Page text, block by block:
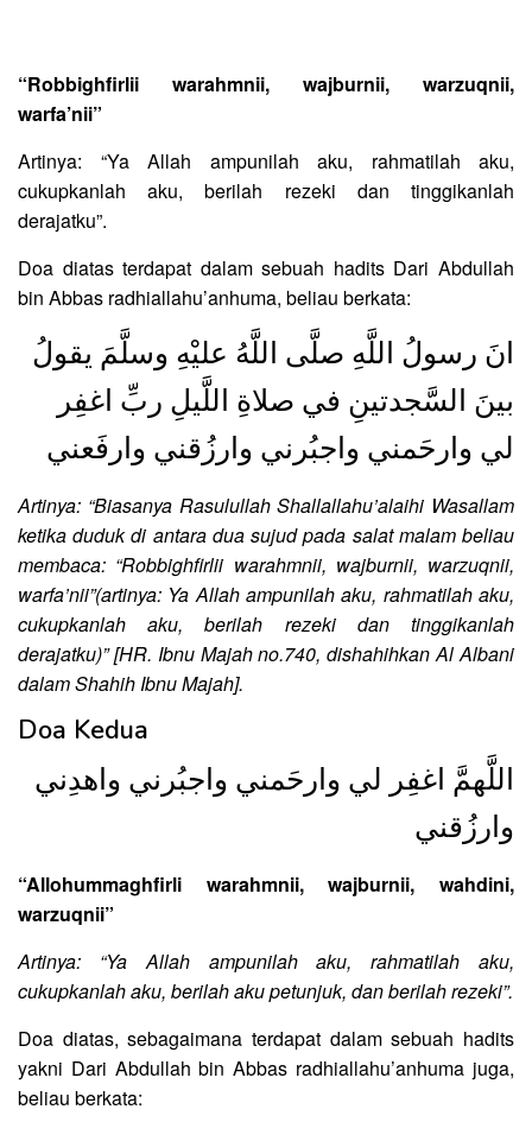
“Robbighfirlii warahmnii, wajburnii, warzuqnii,
warfa’nii”
Artinya: “Ya Allah ampunilah aku, rahmatilah aku,
cukupkanlah aku, berilah rezeki dan tinggikanlah
derajatku”.
Doa diatas terdapat dalam sebuah hadits Dari Abdullah
bin Abbas radhiallahu’anhuma, beliau berkata:
انَ رسولُ اللَّهِ صلَّى اللَّهُ عليْهِ وسلَّمَ يقولُ
بينَ السَّجدتينِ في صلاةِ اللَّيلِ ربِّ اغفِر
لي وارحَمني واجبُرني وارزُقني وارفَعني
Artinya: “Biasanya Rasulullah Shallallahu’alaihi Wasallam
ketika duduk di antara dua sujud pada salat malam beliau
membaca: “Robbighfirlii warahmnii, wajburnii, warzuqnii,
warfa’nii”(artinya: Ya Allah ampunilah aku, rahmatilah aku,
cukupkanlah aku, berilah rezeki dan tinggikanlah
derajatku)” [HR. Ibnu Majah no.740, dishahihkan Al Albani
dalam Shahih Ibnu Majah].
Doa Kedua
اللَّهمَّ اغفِر لي وارحَمني واجبُرني واهدِني
وارزُقني
“Allohummaghfirli warahmnii, wajburnii, wahdini,
warzuqnii”
Artinya: “Ya Allah ampunilah aku, rahmatilah aku,
cukupkanlah aku, berilah aku petunjuk, dan berilah rezeki”.
Doa diatas, sebagaimana terdapat dalam sebuah hadits
yakni Dari Abdullah bin Abbas radhiallahu’anhuma juga,
beliau berkata: